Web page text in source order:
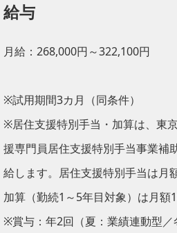
給与
月給：268,000円～322,100円
※試用期間3カ月（同条件）
※居住支援特別手当・加算は、東
援専門員居住支援特別手当事業補
給します。居住支援特別手当は月
加算（勤続1～5年目対象）は月額
※賞与：年2回（夏：業績連動型